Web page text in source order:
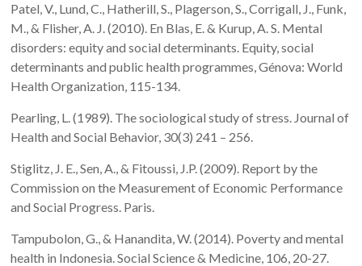
Patel, V., Lund, C., Hatherill, S., Plagerson, S., Corrigall, J., Funk,
M., & Flisher, A. J. (2010). En Blas, E. & Kurup, A. S. Mental
disorders: equity and social determinants. Equity, social
determinants and public health programmes, Génova: World
Health Organization, 115-134.
Pearling, L. (1989). The sociological study of stress. Journal of
Health and Social Behavior, 30(3) 241 – 256.
Stiglitz, J. E., Sen, A., & Fitoussi, J.P. (2009). Report by the
Commission on the Measurement of Economic Performance
and Social Progress. Paris.
Tampubolon, G., & Hanandita, W. (2014). Poverty and mental
health in Indonesia. Social Science & Medicine, 106, 20-27.